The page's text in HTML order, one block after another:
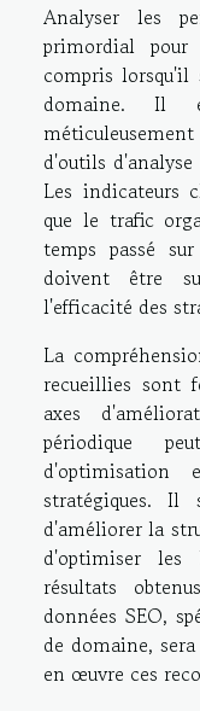
Analyser les
primordial
compris lorsqu'il
domaine. Il
d'outils
Les indicateurs
que le trafic
temps passé
doivent être
l'efficacité des
La
recueillies sont
axes
périodique
d'optimisation
stratégiques. Il
d'améliorer la
d'optimiser
résultats
données SEO,
de domaine,
en œuvre ces